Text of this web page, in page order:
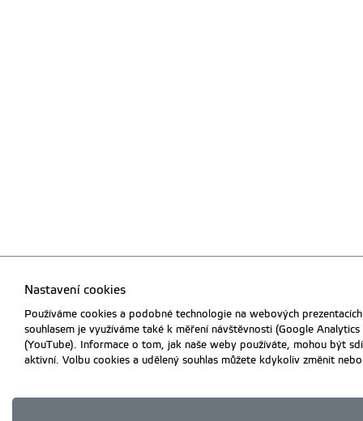
Nastavení cookies
Používáme cookies a podobné technologie na webových
souhlasem je využíváme také k měření návštěvnosti (Google
(YouTube). Informace o tom, jak naše weby používáte, mohou být
aktivní. Volbu cookies a udělený souhlas můžete kdykoliv změnit